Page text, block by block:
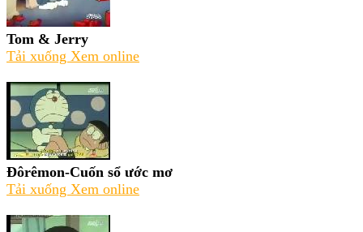
Tom & Jerry
Tải xuống Xem online
Đôrêmon-Cuốn sổ ước mơ
Tải xuống Xem online